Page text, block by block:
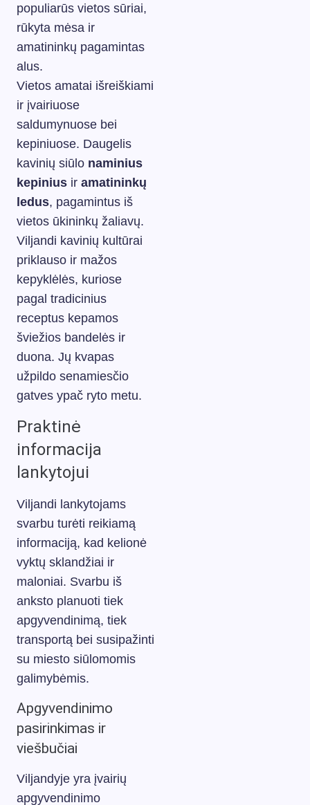
populiarūs vietos sūriai,
rūkyta mėsa ir
amatininkų pagamintas
alus.
Vietos amatai išreiškiami
ir įvairiuose
saldumynuose bei
kepiniuose. Daugelis
kavinių siūlo naminius
kepinius ir amatininkų
ledus, pagamintus iš
vietos ūkininkų žaliavų.
Viljandi kavinių kultūrai
priklauso ir mažos
kepyklėlės, kuriose
pagal tradicinius
receptus kepamos
šviežios bandelės ir
duona. Jų kvapas
užpildo senamiesčio
gatves ypač ryto metu.
Praktinė
informacija
lankytojui
Viljandi lankytojams
svarbu turėti reikiamą
informaciją, kad kelionė
vyktų sklandžiai ir
maloniai. Svarbu iš
anksto planuoti tiek
apgyvendinimą, tiek
transportą bei susipažinti
su miesto siūlomomis
galimybėmis.
Apgyvendinimo
pasirinkimas ir
viešbučiai
Viljandyje yra įvairių
apgyvendinimo